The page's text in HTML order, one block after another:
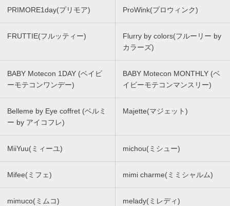
PRIMORE1day(プリモア) ProWink(プロウィンク)
FRUTTIE(フルッティー)
Flurry by colors(フルーリー by
カラーズ)
BABY Motecon 1DAY (ベイビ
ーモテコンワンデー)
BABY Motecon MONTHLY (ベ
イビーモテコンマンスリー)
Belleme by Eye coffret (ベルミ
ー by アイコフレ)
Majette(マジェット)
MiiYuu(ミィーユ) michou(ミシュー)
Mifee(ミフェ) mimi charme(ミミシャルム)
mimuco(ミムコ) melady(ミレディ)